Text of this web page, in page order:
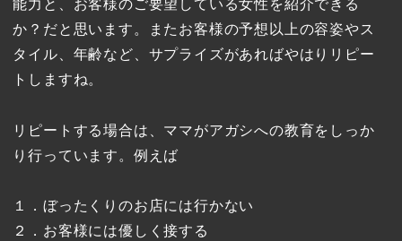
能力と、お客様のご要望している女性を紹介できる
か？だと思います。またお客様の予想以上の容姿やス
タイル、年齢など、サプライズがあればやはりリピー
トしますね。
リピートする場合は、ママがアガシへの教育をしっか
り行っています。例えば
１．ぼったくりのお店には行かない
２．お客様には優しく接する